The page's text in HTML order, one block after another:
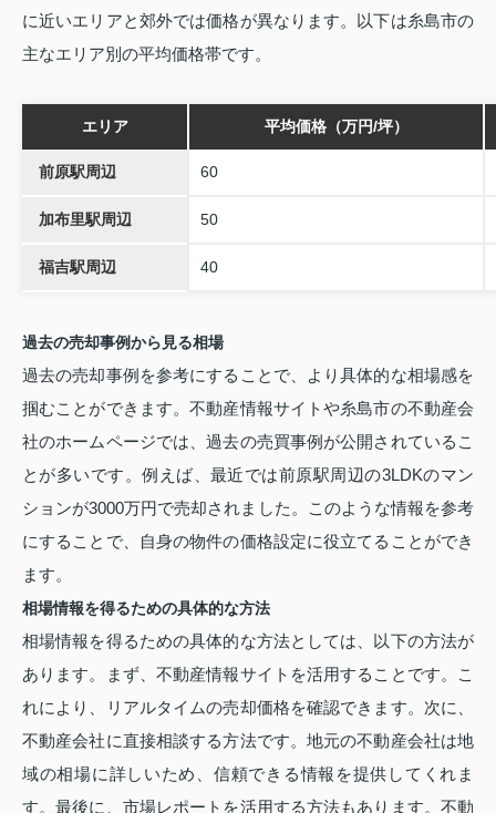
に近いエリアと郊外では価格が異なります。以下は糸島市の
主なエリア別の平均価格帯です。
エリア 平均価格（万円/坪）
前原駅周辺 60
加布里駅周辺 50
福吉駅周辺 40
過去の売却事例から見る相場
過去の売却事例を参考にすることで、より具体的な相場感を
掴むことができます。不動産情報サイトや糸島市の不動産会
社のホームページでは、過去の売買事例が公開されているこ
とが多いです。例えば、最近では前原駅周辺の3LDKのマン
ションが3000万円で売却されました。このような情報を参考
にすることで、自身の物件の価格設定に役立てることができ
ます。
相場情報を得るための具体的な方法
相場情報を得るための具体的な方法としては、以下の方法が
あります。まず、不動産情報サイトを活用することです。こ
れにより、リアルタイムの売却価格を確認できます。次に、
不動産会社に直接相談する方法です。地元の不動産会社は地
域の相場に詳しいため、信頼できる情報を提供してくれま
す。最後に、市場レポートを活用する方法もあります。不動